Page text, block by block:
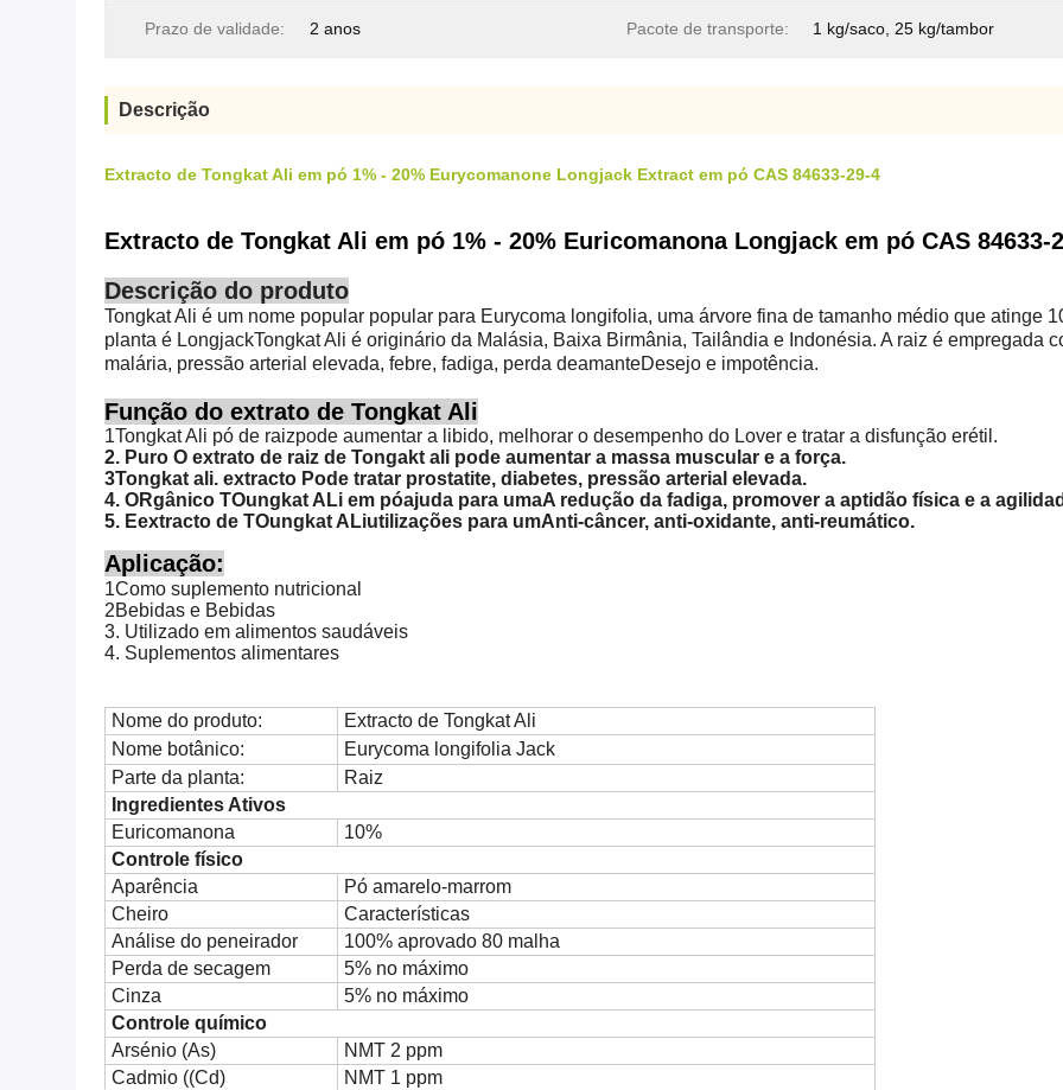
Prazo de validade: 2 anos Pacote de transporte: 1 kg/saco, 25 kg/tambor
Descrição
Extracto de Tongkat Ali em pó 1% - 20% Eurycomanone Longjack Extract em pó CAS 84633-29-4
Extracto de Tongkat Ali em pó 1% - 20% Euricomanona Longjack em pó CAS 84633-
Descrição do produto
Tongkat Ali é um nome popular popular para Eurycoma longifolia, uma árvore fina de tamanho médio que atinge
planta é LongjackTongkat Ali é originário da Malásia, Baixa Birmânia, Tailândia e Indonésia. A raiz é empregada
malária, pressão arterial elevada, febre, fadiga, perda deamanteDesejo e impotência.
Função do extrato de Tongkat Ali
1Tongkat Ali pó de raizpode aumentar a libido, melhorar o desempenho do Lover e tratar a disfunção erétil.
2. Puro O extrato de raiz de Tongakt ali pode aumentar a massa muscular e a força.
3Tongkat ali. extracto Pode tratar prostatite, diabetes, pressão arterial elevada.
4. ORgânico TOungkat A Li em póajuda para umaA redução da fadiga, promover a aptidão física e a
5. Eextracto de TOungkat A Liutilizações para umAnti-câncer, anti-oxidante, anti-reumático.
Aplicação:
1Como suplemento nutricional
2Bebidas e Bebidas
3. Utilizado em alimentos saudáveis
4. Suplementos alimentares
Nome do produto:
Extracto de Tongkat Ali
Nome botânico:
Eurycoma longifolia Jack
Parte da planta:
Raiz
Ingredientes Ativos
Euricomanona
10%
Controle físico
Aparência
Pó amarelo-marrom
Cheiro
Características
Análise do peneirador
100% aprovado 80 malha
Perda de secagem
5% no máximo
Cinza
5% no máximo
Controle químico
Arsénio (As)
NMT 2 ppm
Cadmio ((Cd)
NMT 1 ppm